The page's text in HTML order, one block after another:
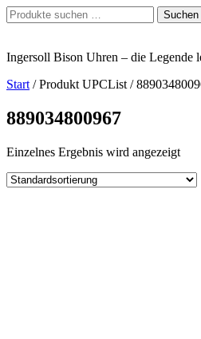
Zum
Inhalt
Suchen
nach:
Suchen
Ingersoll Bison Uhren – die Legende
Start / Produkt UPCList /
889034800967
Einzelnes Ergebnis wird angezeigt